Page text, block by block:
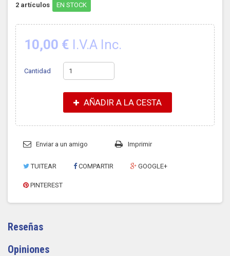
2 artículos EN STOCK
10,00 € I.V.A Inc.
Cantidad
AÑADIR A LA CESTA
Enviar a un amigo Imprimir
TUITEAR COMPARTIR GOOGLE+
PINTEREST
Reseñas
Opiniones